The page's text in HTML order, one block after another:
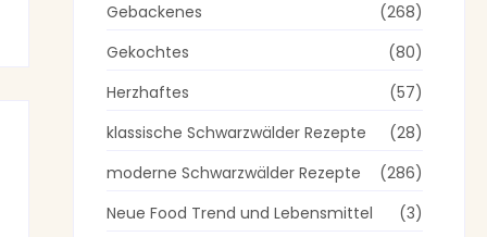
Gebackenes
(268)
Gekochtes
(80)
Herzhaftes
(57)
klassische Schwarzwälder Rezepte
(28)
moderne Schwarzwälder Rezepte
(286)
Neue Food Trend und Lebensmittel
(3)